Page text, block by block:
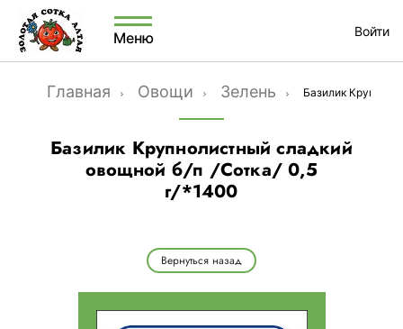
Меню Войти
Главная Овощи Зелень Базилик
Базилик Крупнолистный сладкий
овощной б/п /Сотка/ 0,5
г/*1400
Вернуться назад